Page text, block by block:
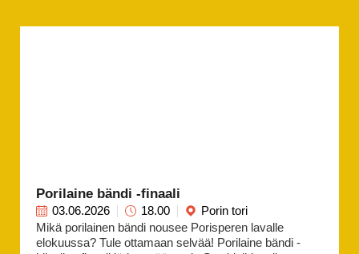
Porilaine bändi -finaali
03.06.2026 18.00
Porin tori
Mikä porilainen bändi nousee Porisperen lavalle
elokuussa? Tule ottamaan selvää! Porilaine bändi -